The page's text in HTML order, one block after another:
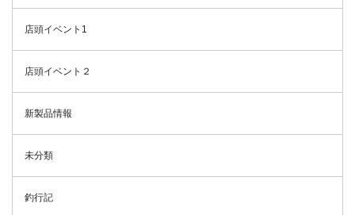
店頭イベント1
店頭イベント２
新製品情報
未分類
釣行記